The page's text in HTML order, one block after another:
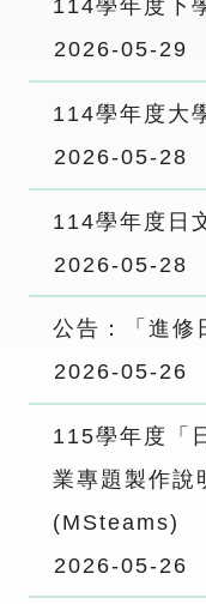
114學年度下
2026-05-29
114學年度大
2026-05-28
114學年度日
2026-05-28
公告：「進修
2026-05-26
115學年度「
業專題製作說
(MSteams)
2026-05-26